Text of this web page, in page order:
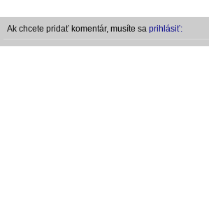
Ak chcete pridať komentár, musíte sa prihlásiť: